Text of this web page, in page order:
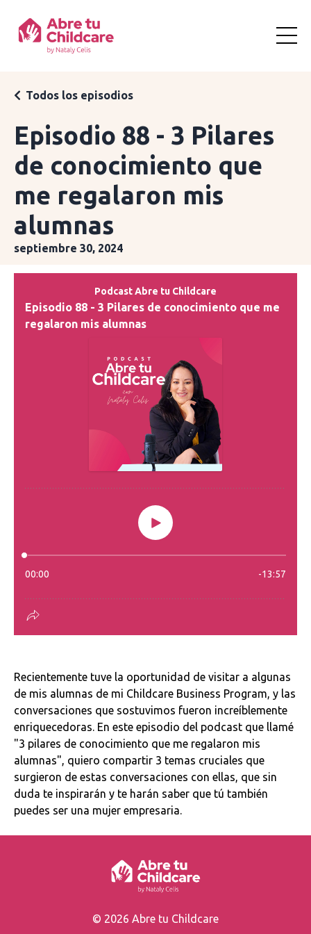
Episodio 88 - 3 Pilares
de conocimiento que
me regalaron mis
alumnas
Todos los episodios
septiembre 30, 2024
Recientemente tuve la oportunidad de visitar a algunas
de mis alumnas de mi Childcare Business Program, y las
conversaciones que sostuvimos fueron increíblemente
enriquecedoras. En este episodio del podcast que llamé
"3 pilares de conocimiento que me regalaron mis
alumnas", quiero compartir 3 temas cruciales que
surgieron de estas conversaciones con ellas, que sin
duda te inspirarán y te harán saber que tú también
puedes ser una mujer empresaria.
© 2026 Abre tu Childcare